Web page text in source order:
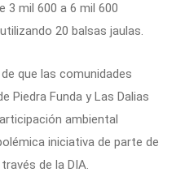
3 mil 600 a 6 mil 600
20 balsas jaulas.
que las comunidades
Piedra Funda y Las Dalias
ambiental
iniciativa de parte de
de la DIA.